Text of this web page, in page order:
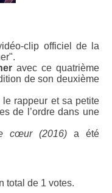
clip officiel de la
avec ce quatrième
de son deuxième
rappeur et sa petite
de l’ordre dans une
cœur (2016)a été
total de 1 votes.